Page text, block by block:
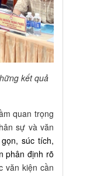
kết quả
quan trọng
sự và văn
súc tích,
phân định rõ
văn kiện cần